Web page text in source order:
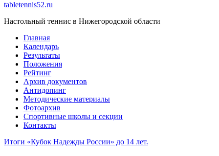
tabletennis52.ru
Настольный теннис в Нижегородской области
Главная
Календарь
Результаты
Положения
Рейтинг
Архив документов
Антидопинг
Методические материалы
Фотоархив
Спортивные школы и секции
Контакты
Итоги «Кубок Надежды России» до 14 лет.